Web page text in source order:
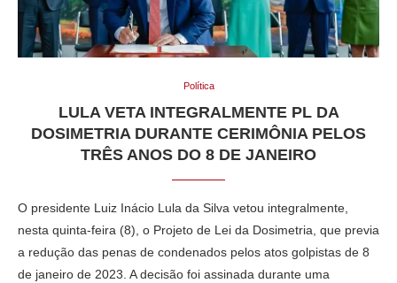
Política
LULA VETA INTEGRALMENTE PL DA
DOSIMETRIA DURANTE CERIMÔNIA PELOS
TRÊS ANOS DO 8 DE JANEIRO
O presidente Luiz Inácio Lula da Silva vetou integralmente,
nesta quinta-feira (8), o Projeto de Lei da Dosimetria, que previa
a redução das penas de condenados pelos atos golpistas de 8
de janeiro de 2023. A decisão foi assinada durante uma